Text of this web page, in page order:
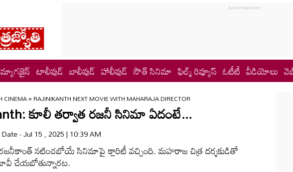
మ్యాగజైన్ టాలీవుడ్ బాలీవుడ్ హాలీవుడ్ సౌత్ సినిమా ఫిల్మ్ రివ్యూస్ ఓటీటీ వీడియోలు
CINEMA»RAJINIKANTH NEXT MOVIE WITH MAHARAJA DIRECTOR
కూలీ తర్వాత రజనీ సినిమా ఏదంటే...
- Jul 15 , 2025 | 10:39 AM
నటించబోయే సినిమాపై క్లారిటీ వచ్చింది. మహరాజ చిత్ర దర్శకుడితో
చేయబోతున్నారట.